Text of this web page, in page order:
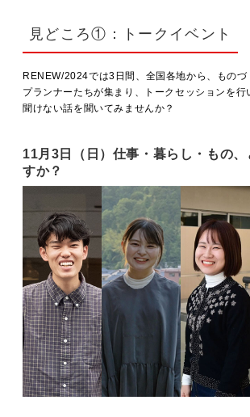
見どころ①：トークイベント
RENEW/2024では3日間、全国各地から、ものづ
プランナーたちが集まり、トークセッションを行
聞けない話を聞いてみませんか？
11月3日（日）仕事・暮らし・もの、
すか？